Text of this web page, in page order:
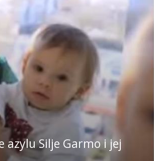
azylu Silje Garmo i jej